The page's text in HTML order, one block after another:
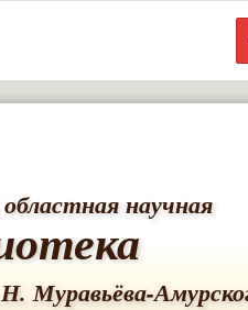
научная
Муравьёва-